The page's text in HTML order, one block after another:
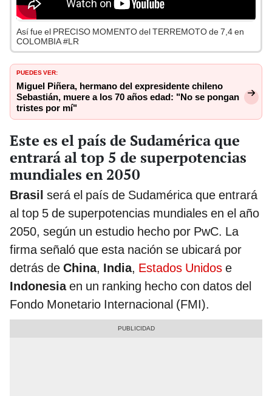
Así fue el PRECISO MOMENTO del TERREMOTO de 7,4 en
COLOMBIA #LR
PUEDES VER:
Miguel Piñera, hermano del expresidente chileno
Sebastián, muere a los 70 años edad: "No se pongan
tristes por mí"
Este es el país de Sudamérica que
entrará al top 5 de superpotencias
mundiales en 2050
Brasil será el país de Sudamérica que entrará
al top 5 de superpotencias mundiales en el año
2050, según un estudio hecho por PwC. La
firma señaló que esta nación se ubicará por
detrás de China, India, Estados Unidos e
Indonesiaen un ranking hecho con datos del
Fondo Monetario Internacional (FMI).